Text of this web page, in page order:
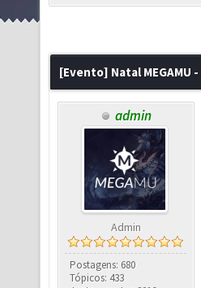
[Evento] Natal MEGAMU -
admin
Admin
Postagens: 680
Tópicos: 433